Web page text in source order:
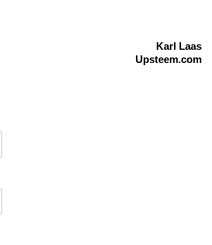
Karl Laas
Upsteem.com